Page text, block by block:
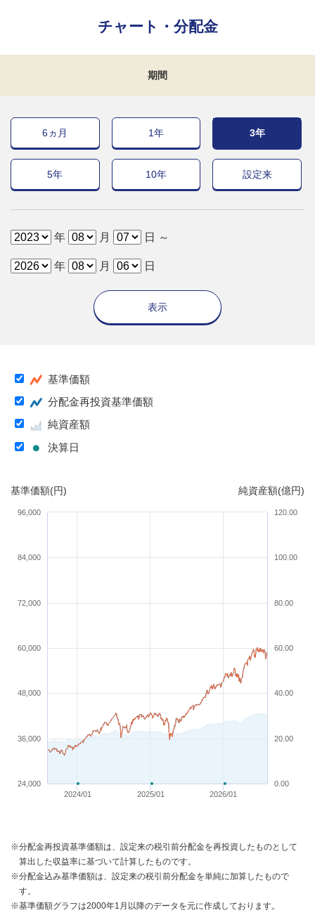
チャート・分配金
期間
6ヵ月 1年 3年
5年 10年 設定来
年 月 日 ～
年 月 日
表示
基準価額
分配金再投資基準価額
純資産額
決算日
基準価額(円) 純資産額(億円)
2024/01 2025/01 2026/01
24,000
36,000
48,000
60,000
72,000
84,000
96,000
0.00
20.00
40.00
60.00
80.00
100.00
120.00
※分配金再投資基準価額は、設定来の税引前分配金を再投資したものとして
算出した収益率に基づいて計算したものです。
※分配金込み基準価額は、設定来の税引前分配金を単純に加算したもので
す。
※基準価額グラフは2000年1月以降のデータを元に作成しております。